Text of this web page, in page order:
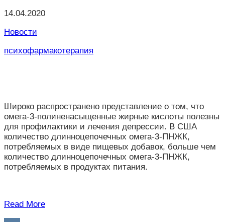
14.04.2020
Новости
психофармакотерапия
Широко распространено представление о том, что
омега-3-полиненасыщенные жирные кислоты полезны
для профилактики и лечения депрессии. В США
количество длинноцепочечных омега-3-ПНЖК,
потребляемых в виде пищевых добавок, больше чем
количество длинноцепочечных омега-3-ПНЖК,
потребляемых в продуктах питания.
Read More